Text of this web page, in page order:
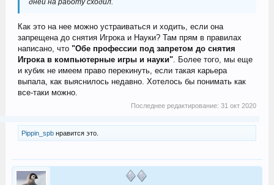
Как это на нее можно устраиваться и ходить, если она
запрещена до снятия Игрока и Науки? Там прям в правилах
написано, что"Обе профессии под запретом до снятия
Игрока в компьютерные игры и науки". Более того, мы еще
и кубик не имеем право перекинуть, если такая карьера
выпала, как выяснилось недавно. Хотелось бы понимать как
все-таки можно.
Последнее редактирование:31 окт 2020
Pippin_spbнравится это.